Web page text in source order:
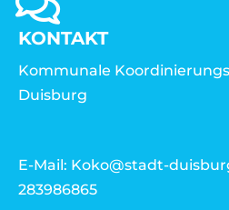
KONTAKT
Kommunale
Duisburg
E-Mail: Koko@stadt-
283986865